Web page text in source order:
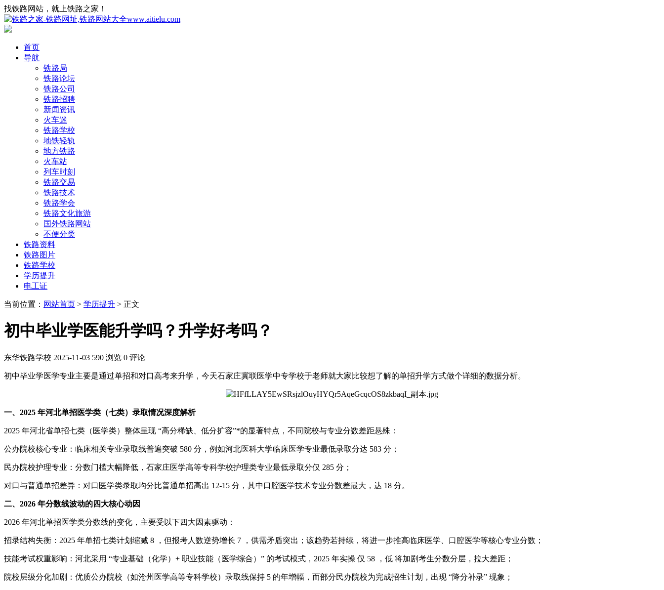
找铁路网站，就上铁路之家！
首页
导航
铁路局
铁路论坛
铁路公司
铁路招聘
新闻资讯
火车迷
铁路学校
地铁轻轨
地方铁路
火车站
列车时刻
铁路交易
铁路技术
铁路学会
铁路文化旅游
国外铁路网站
不便分类
铁路资料
铁路图片
铁路学校
学历提升
电工证
当前位置： 网站首页 > 学历提升 > 正文
初中毕业学医能升学吗？升学好考吗？
东华铁路学校 2025-11-03 590 浏览 0 评论
初中毕业学医学专业主要是通过单招和对口高考来升学，今天石家庄冀联医学中专学校于老师就大家比较想了解的单招升学方式做个详细的数据分析。
一、2025 年河北单招医学类（七类）录取情况深度解析
2025 年河北省单招七类（医学类）整体呈现 “高分稀缺、低分扩容”*的显著特点，不同院校与专业分数差距悬殊：
公办院校核心专业：临床相关专业录取线普遍突破 580 分，例如河北医科大学临床医学专业最低录取分达 583 分；
民办院校护理专业：分数门槛大幅降低，石家庄医学高等专科学校护理类专业最低录取分仅 285 分；
对口与普通单招差异：对口医学类录取均分比普通单招高出 12-15 分，其中口腔医学技术专业分数差最大，达 18 分。
二、2026 年分数线波动的四大核心动因
2026 年河北单招医学类分数线的变化，主要受以下四大因素驱动：
招录结构失衡：2025 年单招七类计划缩减 8 ，但报考人数逆势增长 7 ，供需矛盾突出；该趋势若持续，将进一步推高临床医学、口腔医学等核心专业分数；
技能考试权重影响：河北采用 “专业基础（化学）+ 职业技能（医学综合）” 的考试模式，2025 年实操 仅 58 ，低 将加剧考生分数分层，拉大差距；
院校层级分化加剧：优质公办院校（如沧州医学高等专科学校）录取线保持 5 的年增幅，而部分民办院校为完成招生计划，出现 “降分补录” 现象；